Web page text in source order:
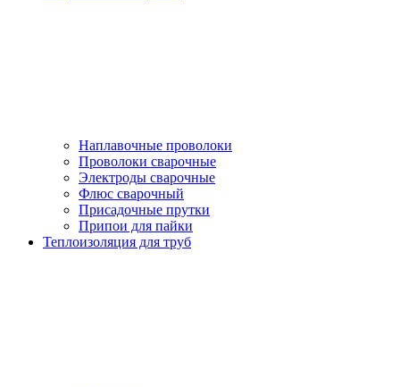
Наплавочные проволоки
Проволоки сварочные
Электроды сварочные
Флюс сварочный
Присадочные прутки
Припои для пайки
Теплоизоляция для труб